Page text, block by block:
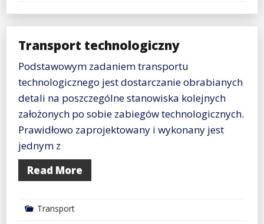
Transport technologiczny
Podstawowym zadaniem transportu
technologicznego jest dostarczanie obrabianych
detali na poszczególne stanowiska kolejnych
założonych po sobie zabiegów technologicznych.
Prawidłowo zaprojektowany i wykonany jest
jednym z
Read More
Transport